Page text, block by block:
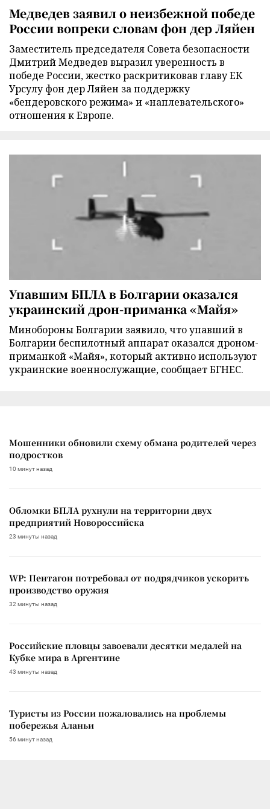
Медведев заявил о неизбежной победе
России вопреки словам фон дер Ляйен
Заместитель председателя Совета безопасности
Дмитрий Медведев выразил уверенность в
победе России, жестко раскритиковав главу ЕК
Урсулу фон дер Ляйен за поддержку
«бендеровского режима» и «наплевательского»
отношения к Европе.
Упавшим БПЛА в Болгарии оказался
украинский дрон-приманка «Майя»
Минобороны Болгарии заявило, что упавший в
Болгарии беспилотный аппарат оказался дроном-
приманкой «Майя», который активно используют
украинские военнослужащие, сообщает БГНЕС.
Мошенники обновили схему обмана родителей через
подростков
10 минут назад
Обломки БПЛА рухнули на территории двух
предприятий Новороссийска
23 минуты назад
WP: Пентагон потребовал от подрядчиков ускорить
производство оружия
32 минуты назад
Российские пловцы завоевали десятки медалей на
Кубке мира в Аргентине
43 минуты назад
Туристы из России пожаловались на проблемы
побережья Аланьи
56 минут назад